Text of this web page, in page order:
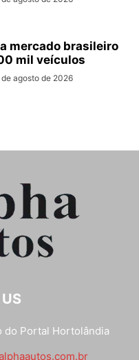
mercado brasileiro
mil veículos
de agosto de 2026
do Portal Hortolândia